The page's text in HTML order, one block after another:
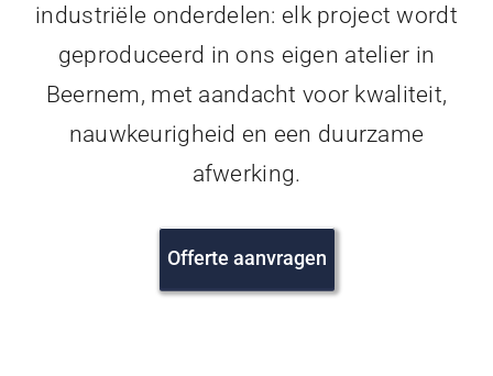
industriële onderdelen: elk project wordt
geproduceerd in ons eigen atelier in
Beernem, met aandacht voor kwaliteit,
nauwkeurigheid en een duurzame
afwerking.
Offerte aanvragen